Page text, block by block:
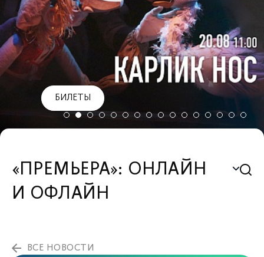
БИЛЕТЫ
«ПРЕМЬЕРА»: ОНЛАЙН
И ОФЛАЙН
ВСЕ НОВОСТИ